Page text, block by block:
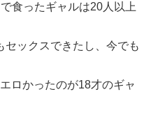
食ったギャルは20人以上
セックスできたし、今でも
ロかったのが18才のギャ